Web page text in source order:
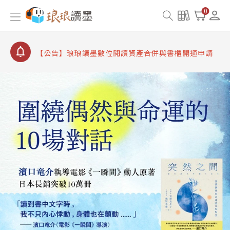
0
【公告】琅琅讀墨 3 分鐘完成書櫃開通與資產合併申
請圖文教學
【公告】琅琅書店服務升級重要說明及資產合併結果
【公告】琅琅讀墨數位閱讀資產合併與書櫃開通申請